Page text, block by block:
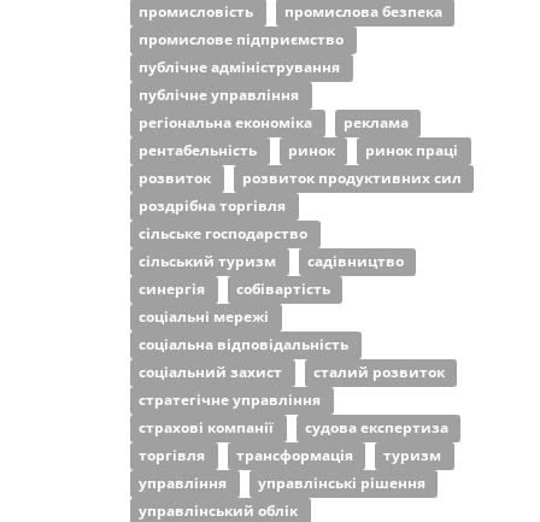
промисловість
промислова безпека
промислове підприємство
публічне адміністрування
публічне управління
регіональна економіка
реклама
рентабельність
ринок
ринок праці
розвиток
розвиток продуктивних сил
роздрібна торгівля
сільське господарство
сільський туризм
садівництво
синергія
собівартість
соціальні мережі
соціальна відповідальність
соціальний захист
сталий розвиток
стратегічне управління
страхові компанії
судова експертиза
торгівля
трансформація
туризм
управління
управлінські рішення
управлінський облік